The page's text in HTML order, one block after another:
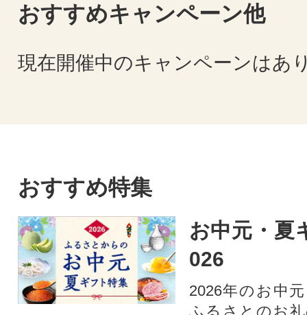
おすすめキャンペーン他
現在開催中のキャンペーンはあ
おすすめ特集
お中元・夏
026
2026年のお中
ふるさとのお